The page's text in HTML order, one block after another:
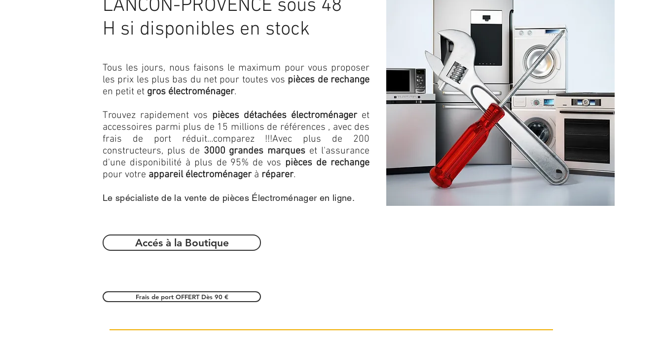
LANCON-PROVENCE sous 48
H si disponibles en stock
Accés à la Boutique
Tous les jours, nous faisons le maximum pour vous proposer
les prix les plus bas du net pour toutes vos pièces de rechange
en petit et gros électroménager.
Trouvez rapidement vos pièces détachées électroménageret
accessoires parmi plus de 15 millions de références , avec des
frais de port réduit...comparez !!!Avec plus de 200
constructeurs, plus de 3000 grandes marques et l'assurance
d'une disponibilité à plus de 95% de vos pièces de rechange
pour votre appareil électroménagerà réparer.
Le spécialiste de la vente de pièces Électroménager en ligne.
Frais de port OFFERT Dès 90 €